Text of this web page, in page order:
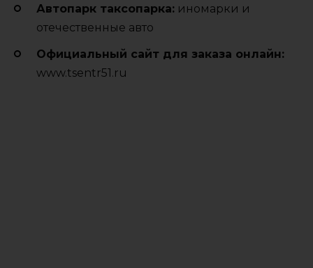
Автопарк таксопарка: иномарки и
отечественные авто
Официальный сайт для заказа онлайн:
www.tsentr51.ru